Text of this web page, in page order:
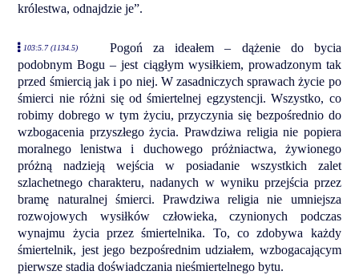
królestwa, odnajdzie je”.
103:5.7 (1134.5)
Pogoń za ideałem – dążenie do bycia
podobnym Bogu – jest ciągłym wysiłkiem, prowadzonym tak
przed śmiercią jak i po niej. W zasadniczych sprawach życie po
śmierci nie różni się od śmiertelnej egzystencji. Wszystko, co
robimy dobrego w tym życiu, przyczynia się bezpośrednio do
wzbogacenia przyszłego życia. Prawdziwa religia nie popiera
moralnego lenistwa i duchowego próżniactwa, żywionego
próżną nadzieją wejścia w posiadanie wszystkich zalet
szlachetnego charakteru, nadanych w wyniku przejścia przez
bramę naturalnej śmierci. Prawdziwa religia nie umniejsza
rozwojowych wysiłków człowieka, czynionych podczas
wynajmu życia przez śmiertelnika. To, co zdobywa każdy
śmiertelnik, jest jego bezpośrednim udziałem, wzbogacającym
pierwsze stadia doświadczania nieśmiertelnego bytu.